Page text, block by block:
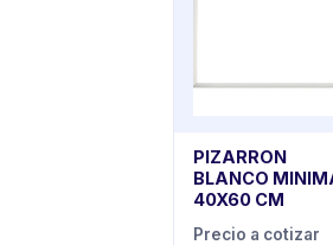
PIZARRON
BLANCO
40X60 CM
Precio a cotizar